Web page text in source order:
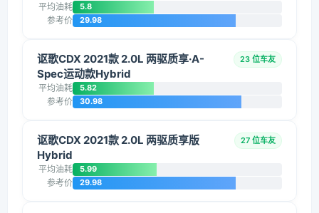
平均油耗 5.8
参考价 29.98
讴歌CDX 2021款 2.0L 两驱质享·A-
Spec运动款Hybrid
23 位车友
平均油耗 5.82
参考价 30.98
讴歌CDX 2021款 2.0L 两驱质享版
Hybrid
27 位车友
平均油耗 5.99
参考价 29.98